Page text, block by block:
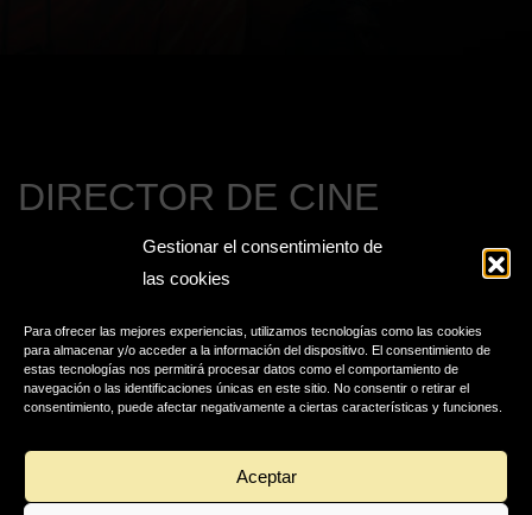
Gestionar el consentimiento de
las cookies
Para ofrecer las mejores experiencias, utilizamos tecnologías como las cookies
para almacenar y/o acceder a la información del dispositivo. El consentimiento de
estas tecnologías nos permitirá procesar datos como el comportamiento de
navegación o las identificaciones únicas en este sitio. No consentir o retirar el
consentimiento, puede afectar negativamente a ciertas características y funciones.
Aceptar
DIRECTOR DE CINE